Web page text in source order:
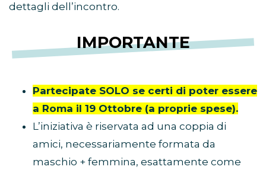
dettagli dell’incontro.
IMPORTANTE
Partecipate SOLO se certi di poter essere
a Roma il 19 Ottobre (a proprie spese).
L’iniziativa è riservata ad una coppia di
amici, necessariamente formata da
maschio + femmina, esattamente come